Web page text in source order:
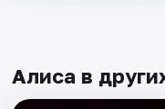
Алиса в